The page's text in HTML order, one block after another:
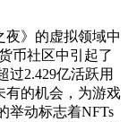
夜》的虚拟领域中
币社区中引起了
过2.429亿活跃用
有的机会，为游戏
举动标志着NFTs